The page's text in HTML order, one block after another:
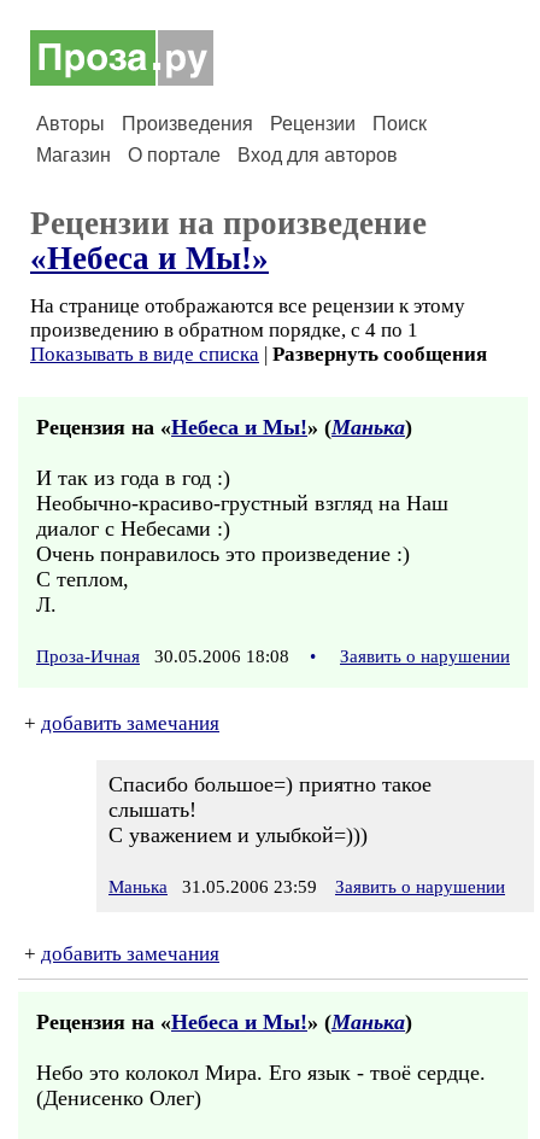
Авторы Произведения Рецензии
Поиск
Магазин
О портале Вход для авторов
Рецензии на произведение
«Небеса и Мы!»
На странице отображаются все рецензии к этому
произведению в обратном порядке, с 4 по 1
Показывать в виде списка | Развернуть сообщения
Рецензия на «Небеса и Мы!» (Манька)
И так из года в год :)
Необычно-красиво-грустный взгляд на Наш
диалог с Небесами :)
Очень понравилось это произведение :)
С теплом,
Л.
Проза-Ичная 30.05.2006 18:08 • Заявить о нарушении
+ добавить замечания
Спасибо большое=) приятно такое
слышать!
С уважением и улыбкой=)))
Манька 31.05.2006 23:59 Заявить о нарушении
+ добавить замечания
Рецензия на «Небеса и Мы!» (Манька)
Небо это колокол Мира. Его язык - твоё сердце.
(Денисенко Олег)